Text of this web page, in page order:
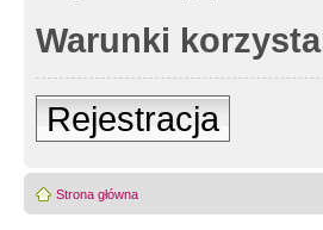
Warunki
Rejestracja
Strona główna